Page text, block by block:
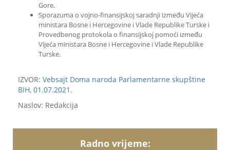
Gore,
Sporazuma o vojno-finansijskoj saradnji između Vijeća
ministara Bosne i Hercegovine i Vlade Republike Turske i
Provedbenog protokola o finansijskoj pomoći između
Vijeća ministara Bosne i Hercegovine i Vlade Republike
Turske.
IZVOR: Vebsajt Doma naroda Parlamentarne skupštine
BiH, 01.07.2021.
Naslov: Redakcija
Radno vrijeme: